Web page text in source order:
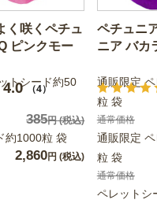
く咲くペチュ
ピンクモー
4.0 （4）
トシード約50
385円(税込)
約1000粒 袋
2,860円 (税込)
ペチュニ
ニア バカ
通販限定
粒 袋
通常価格
通販限定
粒 袋
通常価格
ペレットシ